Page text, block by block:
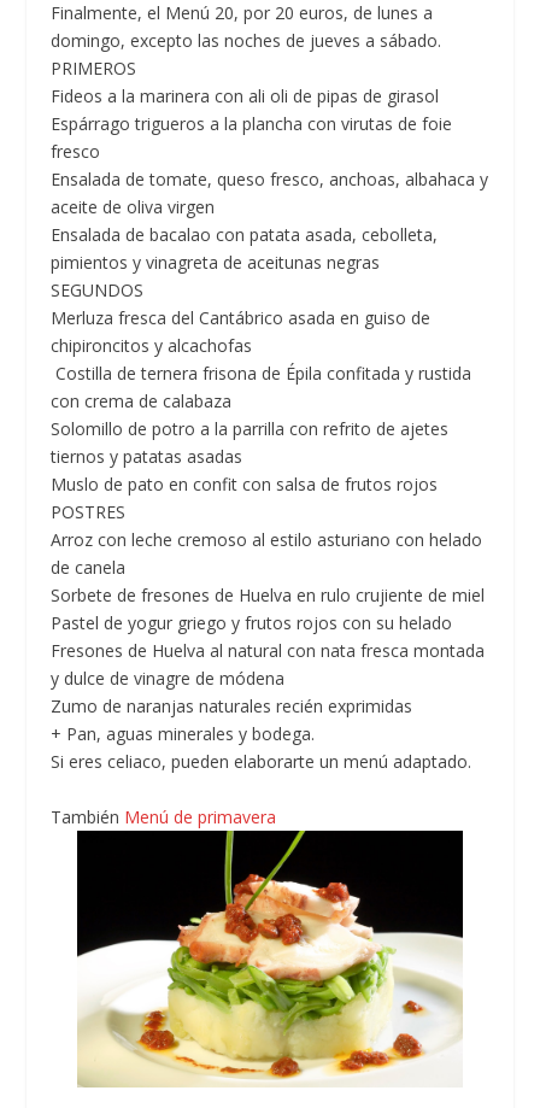
Finalmente, el Menú 20, por 20 euros, de lunes a
domingo, excepto las noches de jueves a sábado.
PRIMEROS
Fideos a la marinera con ali oli de pipas de girasol
Espárrago trigueros a la plancha con virutas de foie
fresco
Ensalada de tomate, queso fresco, anchoas, albahaca y
aceite de oliva virgen
Ensalada de bacalao con patata asada, cebolleta,
pimientos y vinagreta de aceitunas negras
SEGUNDOS
Merluza fresca del Cantábrico asada en guiso de
chipironcitos y alcachofas
Costilla de ternera frisona de Épila confitada y rustida
con crema de calabaza
Solomillo de potro a la parrilla con refrito de ajetes
tiernos y patatas asadas
Muslo de pato en confit con salsa de frutos rojos
POSTRES
Arroz con leche cremoso al estilo asturiano con helado
de canela
Sorbete de fresones de Huelva en rulo crujiente de miel
Pastel de yogur griego y frutos rojos con su helado
Fresones de Huelva al natural con nata fresca montada
y dulce de vinagre de módena
Zumo de naranjas naturales recién exprimidas
+ Pan, aguas minerales y bodega.
Si eres celiaco, pueden elaborarte un menú adaptado.
También Menú de primavera